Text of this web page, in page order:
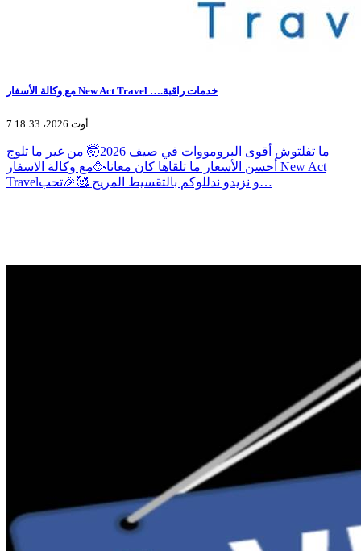
مع وكالة الأسفار New Act Travel ….خدمات راقية
7 أوت 2026، 18:33
ما تفلتوش أقوى البرومووات في صيف 2026🤯 من غير ما تلوج
أحسن الأسعار ما تلقاها كان معانا🥳مع وكالة الاسفار New Act
Travelو نزيدو ندللوكم بالتقسيط المريح 🥰🎉تحب…